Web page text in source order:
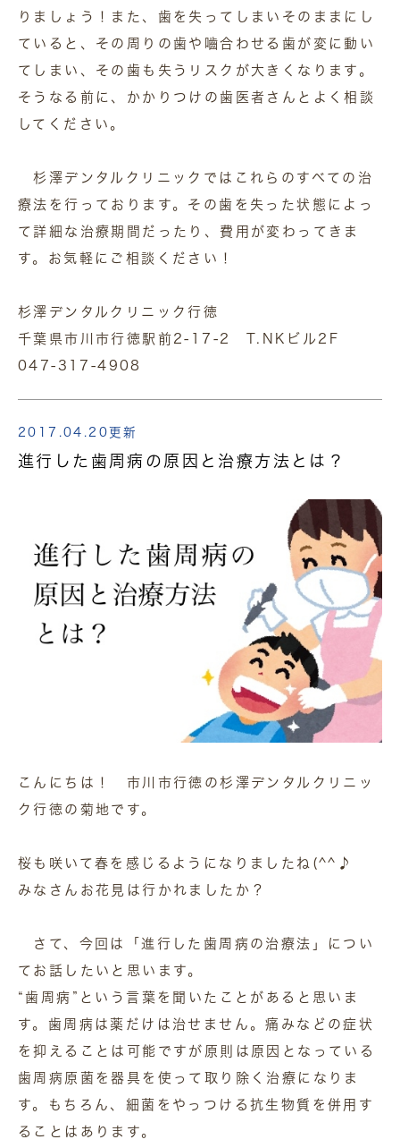
りましょう！また、歯を失ってしまいそのままにし
ていると、その周りの歯や嚙合わせる歯が変に動い
てしまい、その歯も失うリスクが大きくなります。
そうなる前に、かかりつけの歯医者さんとよく相談
してください。
杉澤デンタルクリニックではこれらのすべての治
療法を行っております。その歯を失った状態によっ
て詳細な治療期間だったり、費用が変わってきま
す。お気軽にご相談ください！
杉澤デンタルクリニック行徳
千葉県市川市行徳駅前2-17-2 T.NKビル2F
047-317-4908
2017.04.20更新
進行した歯周病の原因と治療方法とは？
こんにちは！ 市川市行徳の杉澤デンタルクリニッ
ク行徳の菊地です。
桜も咲いて春を感じるようになりましたね(^^♪
みなさんお花見は行かれましたか？
さて、今回は「進行した歯周病の治療法」につい
てお話したいと思います。
“歯周病”という言葉を聞いたことがあると思いま
す。歯周病は薬だけは治せません。痛みなどの症状
を抑えることは可能ですが原則は原因となっている
歯周病原菌を器具を使って取り除く治療になりま
す。もちろん、細菌をやっつける抗生物質を併用す
ることはあります。